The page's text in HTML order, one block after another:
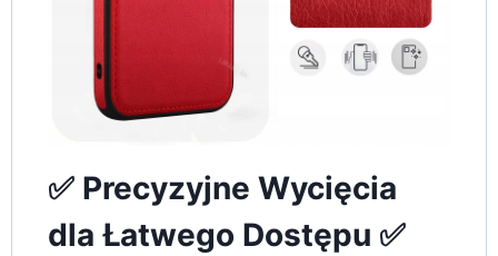
✅ Precyzyjne Wycięcia
dla Łatwego Dostępu ✅